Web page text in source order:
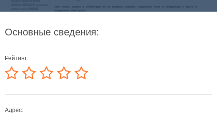
Основные сведения:
Рейтинг:
Адрес: